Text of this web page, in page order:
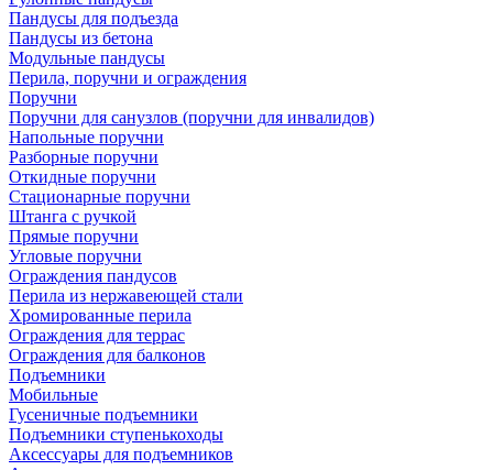
Пандусы для подъезда
Пандусы из бетона
Модульные пандусы
Перила, поручни и ограждения
Поручни
Поручни для санузлов (поручни для инвалидов)
Напольные поручни
Разборные поручни
Откидные поручни
Стационарные поручни
Штанга с ручкой
Прямые поручни
Угловые поручни
Ограждения пандусов
Перила из нержавеющей стали
Хромированные перила
Ограждения для террас
Ограждения для балконов
Подъемники
Мобильные
Гусеничные подъемники
Подъемники ступенькоходы
Аксессуары для подъемников